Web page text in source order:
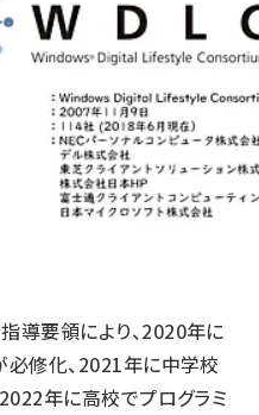
導要領により、2020年に
必修化、2021年に中学校
年に高校でプログラミ